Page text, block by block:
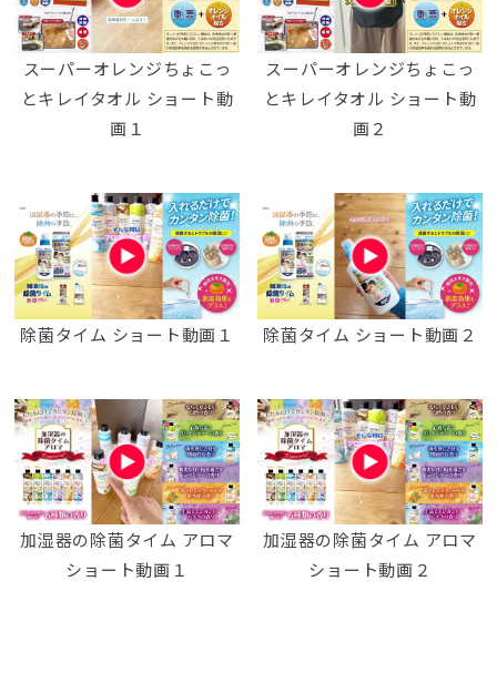
スーパーオレンジちょこっ
とキレイタオル ショート動
画１
スーパーオレンジちょこっ
とキレイタオル ショート動
画２
除菌タイム ショート動画１ 除菌タイム ショート動画２
加湿器の除菌タイム アロマ
ショート動画１
加湿器の除菌タイム アロマ
ショート動画２